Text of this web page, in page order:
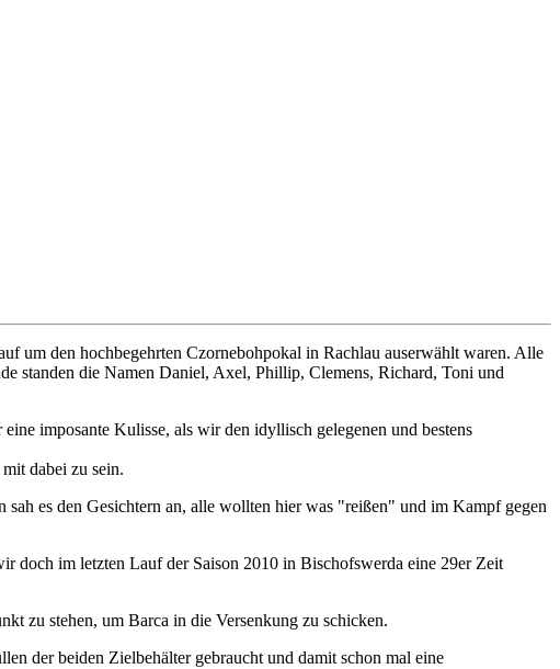
um den hochbegehrten Czornebohpokal in Rachlau auserwählt waren. Alle
standen die Namen Daniel, Axel, Phillip, Clemens, Richard, Toni und
imposante Kulisse, als wir den idyllisch gelegenen und bestens
dabei zu sein.
es den Gesichtern an, alle wollten hier was "reißen" und im Kampf gegen
doch im letzten Lauf der Saison 2010 in Bischofswerda eine 29er Zeit
zu stehen, um Barca in die Versenkung zu schicken.
der beiden Zielbehälter gebraucht und damit schon mal eine